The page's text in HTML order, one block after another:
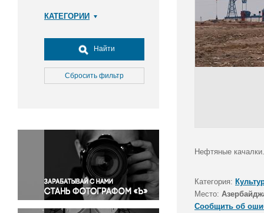
КАТЕГОРИИ
Досуг, туризм и отдых
Культура
Медицина
Окружающая среда
Политика
Правосудие
Происшествия и конфликты
Религия
Светская жизнь
Найти
Сбросить фильтр
Нефтяные качалки.
Категория:
Место:
Сообщить об